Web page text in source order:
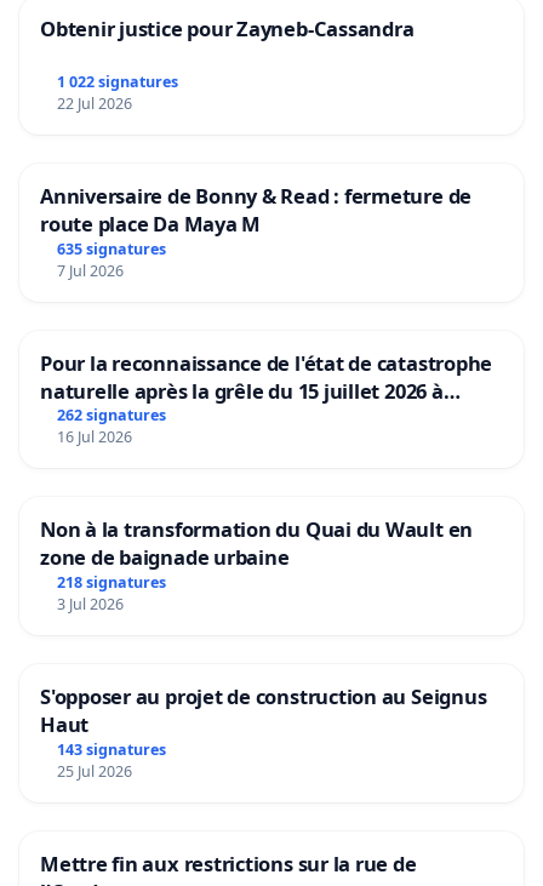
Obtenir justice pour Zayneb-Cassandra
1 022 signatures
22 Jul 2026
Anniversaire de Bonny & Read : fermeture de
route place Da Maya M
635 signatures
7 Jul 2026
Pour la reconnaissance de l'état de catastrophe
naturelle après la grêle du 15 juillet 2026 à
Aubenas et ses alentours
262 signatures
16 Jul 2026
Non à la transformation du Quai du Wault en
zone de baignade urbaine
218 signatures
3 Jul 2026
S'opposer au projet de construction au Seignus
Haut
143 signatures
25 Jul 2026
Mettre fin aux restrictions sur la rue de